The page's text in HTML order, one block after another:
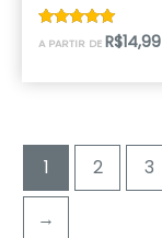
Avaliação
5.00
A PARTIR DE R$14,99
1 2 3
→